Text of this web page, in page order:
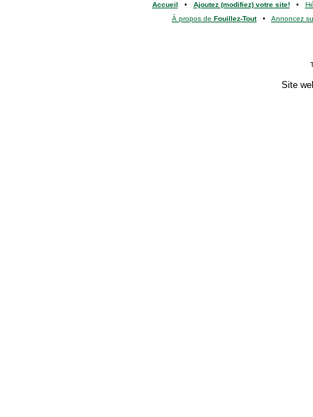
Accueil • Ajoutez (modifiez) votre site!•
À propos de Fouillez-Tout• Annoncez
Site